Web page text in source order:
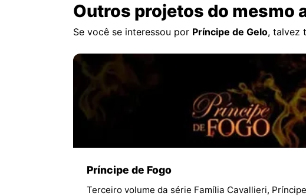
Outros projetos do mesmo
Se você se interessou por Príncipe de Gelo, talvez
Príncipe de Fogo
Terceiro volume da série Família Cavallieri,